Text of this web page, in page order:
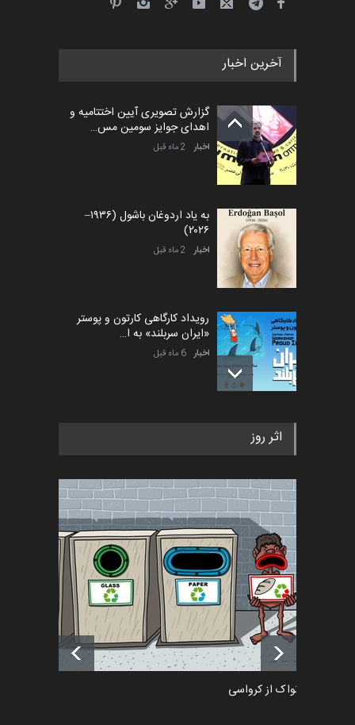
مهلت
بیست و هشتمین مسابقه
مهلت 6 روز دیگر
آخرین اخبار
گزارش تصویری آیین اختتامیه و
اهدای جوایز سومین مس…
اخبار 2 ماه قبل
به یاد اردوغان باشول (۱۹۳۶–
۲۰۲۶)
اخبار 2 ماه قبل
رویداد کارگاهی کارتون و پوستر
«ایران سربلند» به ا…
اخبار 6 ماه قبل
فراخوان رویداد کارگاهی کارتون و
اخبار 6 ماه قبل
تسلیت به همکار | سهراب خیری
اخبار 6 ماه قبل
آغاز دوره‌های تخصصی فصل
تابستان 1405 خانه کاریکات…
اخبار حدود یک ماه قبل
اثر روز
دمیر نواک از کرواسی